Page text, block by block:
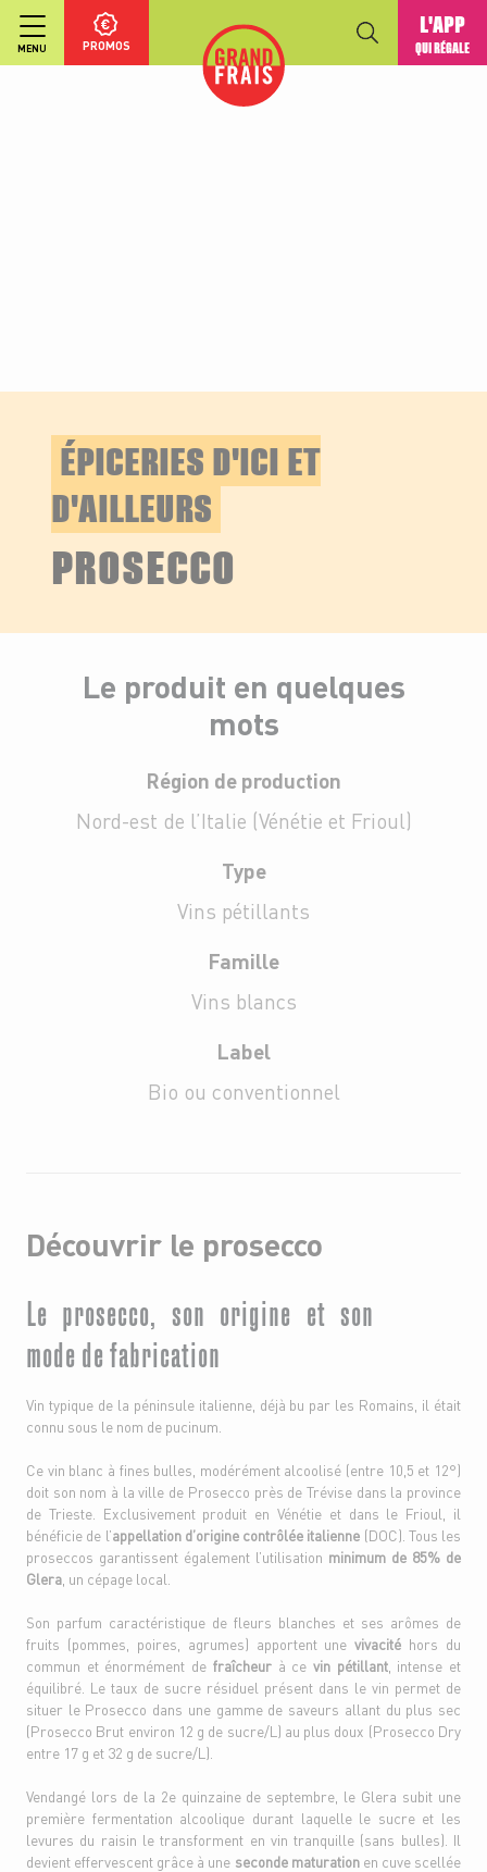
MENU PROMOS
L'APP
QUI RÉGALE
ÉPICERIES D'ICI ET
D'AILLEURS
PROSECCO
Le produit en quelques
mots
Région de production
Nord-est de l’Italie (Vénétie et Frioul)
Famille
Vins blancs
Type
Vins pétillants
Label
Bio ou conventionnel
Découvrir le prosecco
Le prosecco, son origine et son
mode de fabrication
Vin typique de la péninsule italienne, déjà bu par les Romains, il était
connu sous le nom de pucinum.
Ce vin blanc à fines bulles, modérément alcoolisé (entre 10,5 et 12°)
doit son nom à la ville de Prosecco près de Trévise dans la province
de Trieste. Exclusivement produit en Vénétie et dans le Frioul, il
bénéficie de l’appellation d’origine contrôlée italienne (DOC). Tous les
proseccos garantissent également l’utilisation minimum de 85% de
Glera , un cépage local.
Son parfum caractéristique de fleurs blanches et ses arômes de
fruits (pommes, poires, agrumes) apportent unevivacité hors du
commun et énormément de fraîcheur à ce vin pétillant, intense et
équilibré. Le taux de sucre résiduel présent dans le vin permet de
situer le Prosecco dans une gamme de saveurs allant du plus sec
(Prosecco Brut environ 12 g de sucre/L) au plus doux (Prosecco Dry
entre 17 g et 32 g de sucre/L).
Vendangé lors de la 2e quinzaine de septembre, le Glera subit une
première fermentation alcoolique durant laquelle le sucre et les
levures du raisin le transforment en vin tranquille (sans bulles). Il
devient effervescent grâce à une seconde maturationen cuve scellée